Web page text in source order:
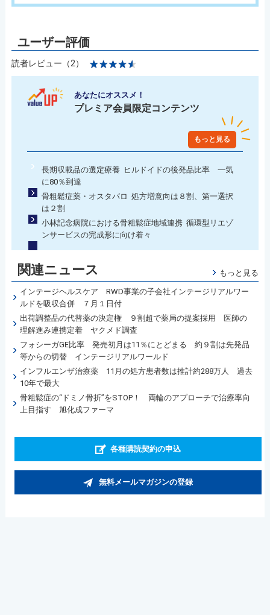
読者レビュー（2）
あなたにオススメ！
プレミア会員限定コンテンツ
もっと見る
長期収載品の選定療養 ヒルドイドの後発品比率 一気
に80％到達
骨粗鬆症薬・オスタバロ 処方増意向は８割、第一選択
は２割
小林記念病院における骨粗鬆症地域連携 循環型リエゾ
ンサービスの完成形に向け着々
関連ニュース もっと見る
インテージヘルスケア RWD事業の子会社インテージリアルワー
ルドを吸収合併 ７月１日付
出荷調整品の代替薬の決定権 ９割超で薬局の提案採用 医師の
理解進み連携定着 ヤクメド調査
フォシーガGE比率 発売初月は11％にとどまる 約９割は先発品
等からの切替 インテージリアルワールド
インフルエンザ治療薬 11月の処方患者数は推計約288万人 過去
10年で最大
骨粗鬆症の“ドミノ骨折”をSTOP！ 両輪のアプローチで治療率向
上目指す 旭化成ファーマ
各種購読契約の申込
無料メールマガジンの登録